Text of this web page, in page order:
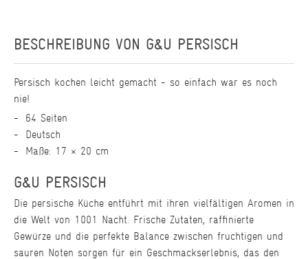
BESCHREIBUNG VON G&U PERSISCH
Persisch kochen leicht gemacht - so einfach war es noch
nie!
64 Seiten
Deutsch
Maße: 17 × 20 cm
G&U PERSISCH
Die persische Küche entführt mit ihren vielfältigen Aromen in
die Welt von 1001 Nacht. Frische Zutaten, raffinierte
Gewürze und die perfekte Balance zwischen fruchtigen und
sauren Noten sorgen für ein Geschmackserlebnis, das den